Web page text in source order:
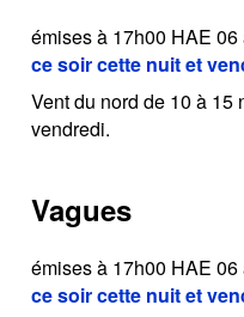
émises à 17h00 HAE 06
ce soir cette nuit et
Vent du nord de 10 à 15
vendredi.
Vagues
émises à 17h00 HAE 06
ce soir cette nuit et